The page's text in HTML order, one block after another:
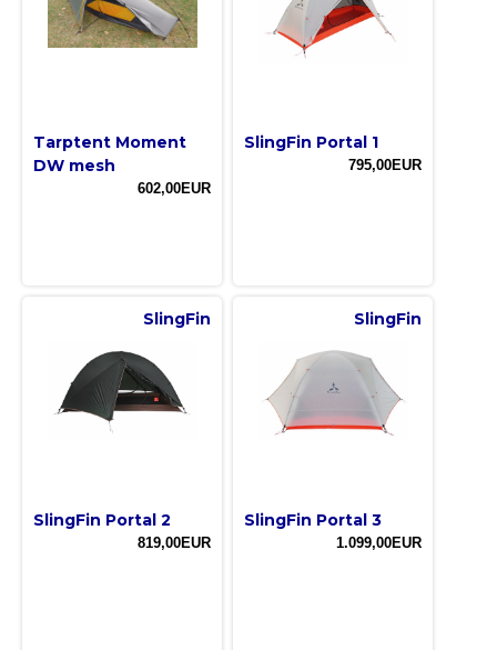
Tarptent Moment
DW mesh
602,00EUR
SlingFin Portal 1
795,00EUR
SlingFin
SlingFin Portal 2
819,00EUR
SlingFin
SlingFin Portal 3
1.099,00EUR